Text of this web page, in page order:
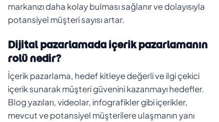
markanızı daha kolay bulması sağlanır ve dolayısıyla
potansiyel müşteri sayısı artar.
Dijital pazarlamada içerik pazarlamanın
rolü nedir?
İçerik pazarlama, hedef kitleye değerli ve ilgi çekici
içerik sunarak müşteri güvenini kazanmayı hedefler.
Blog yazıları, videolar, infografikler gibi içerikler,
mevcut ve potansiyel müşterilere ulaşmanın yanı